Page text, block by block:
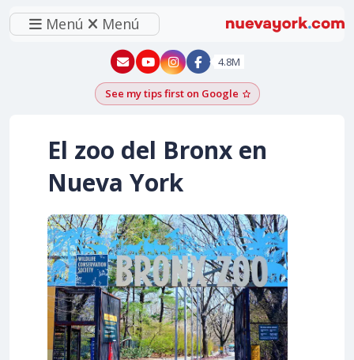
Menú Menú
New York - YouTube
New York - Instagram
4.8M
See my tips first on GoogleAdd as a Google
El zoo del Bronx en
Nueva York